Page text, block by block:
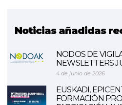
Noticias añadidas
NODOS DE
NEWSLETTERS
4 de junio de 2026
EUSKADI,
FORMACIÓN